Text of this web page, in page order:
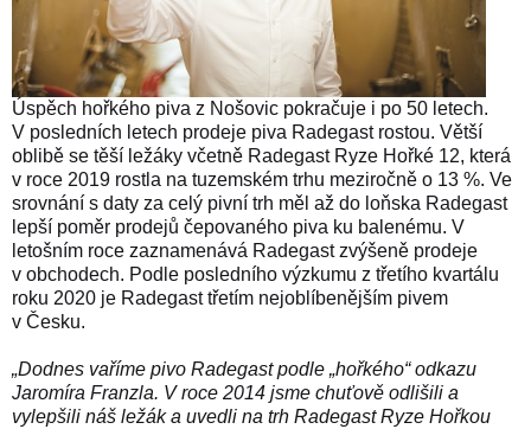
Úspěch hořkého piva z Nošovic pokračuje i po 50 letech.
V posledních letech prodeje piva Radegast rostou. Větší
oblibě se těší ležáky včetně Radegast Ryze Hořké 12, která
v roce 2019 rostla na tuzemském trhu meziročně o 13 %. Ve
srovnání s daty za celý pivní trh měl až do loňska Radegast
lepší poměr prodejů čepovaného piva ku balenému. V
letošním roce zaznamenává Radegast zvýšeně prodeje
v obchodech. Podle posledního výzkumu z třetího kvartálu
roku 2020 je Radegast třetím nejoblíbenějším pivem
v Česku.
„Dodnes vaříme pivo Radegast podle „hořkého“ odkazu
Jaromíra Franzla. V roce 2014 jsme chuťově odlišili a
vylepšili náš ležák a uvedli na trh Radegast Ryze Hořkou